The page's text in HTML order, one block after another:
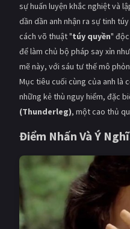
sự huấn luyện khắc nghiệt và
dần dần anh nhận ra sự tinh
cách võ thuật "túy quyền"
để làm chủ bộ pháp say xỉn
mẽ này, với sáu tư thế mô
Mục tiêu cuối cùng của anh là
những kẻ thù nguy hiểm, đặc
(Thunderleg), một cao thủ
Điểm Nhấn Và Ý